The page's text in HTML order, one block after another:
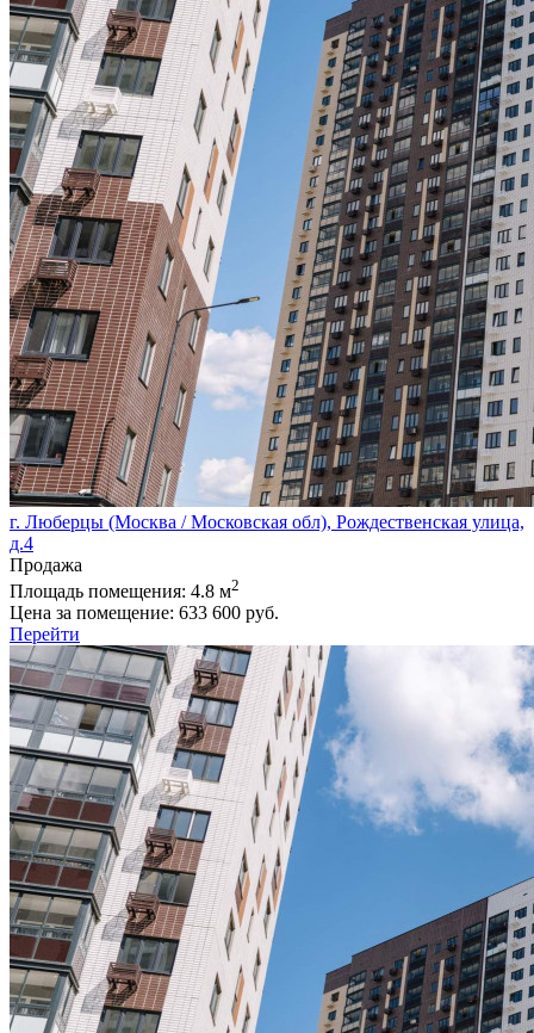
г. Люберцы (Москва / Московская обл), Рождественская улица,
д.4
Продажа
Площадь помещения: 4.8 м2
Цена за помещение: 633 600 руб.
Перейти